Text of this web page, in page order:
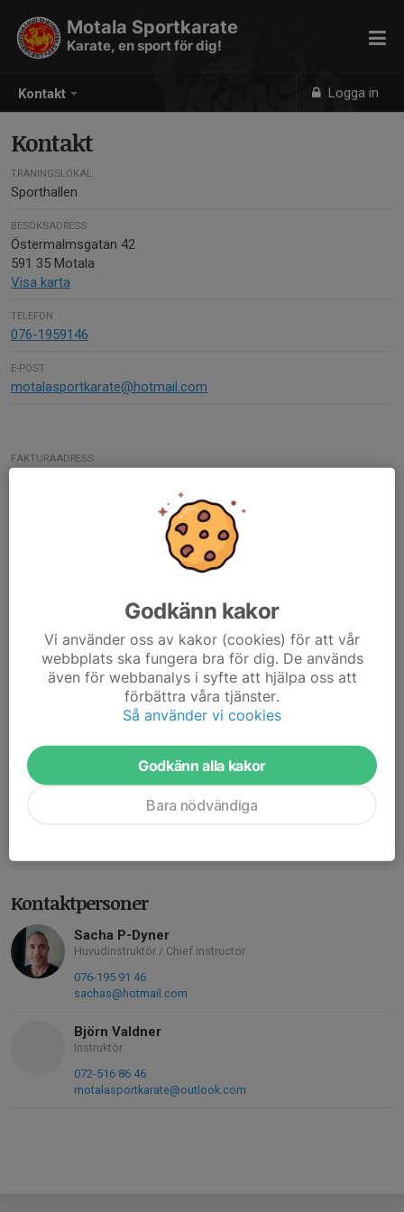
Kontakt Logga in
Motala Sportkarate
Karate, en sport för dig!
Kontakt
TRÄNINGSLOKAL
Sporthallen
BESÖKSADRESS
Östermalmsgatan 42
591 35 Motala
Visa karta
TELEFON
076-1959146
E-POST
motalasportkarate@hotmail.com
FAKTURAADRESS
SKF 34747-71
ORG. NUMMER
111-2176
PLUSGIRO
Kontaktpersoner
Sacha P-Dyner
Huvudinstruktör / Chief instructor
076-195 91 46
sachas@hotmail.com
Björn Valdner
Instruktör
072-516 86 46
motalasportkarate@outlook.com
Godkänn kakor
Vi använder oss av kakor (cookies) för att vår
webbplats ska fungera bra för dig. De används
även för webbanalys i syfte att hjälpa oss att
förbättra våra tjänster.
Så använder vi cookies
Godkänn alla kakor
Bara nödvändiga